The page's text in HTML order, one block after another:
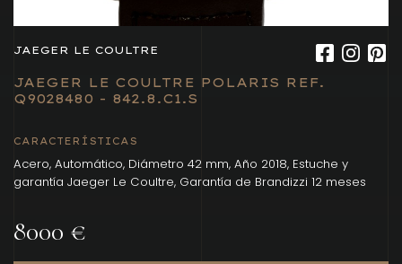
JAEGER LE COULTRE
JAEGER LE COULTRE POLARIS REF.
Q9028480 - 842.8.C1.S
CARACTERÍSTICAS
Acero, Automático, Diámetro 42 mm, Año 2018, Estuche y
garantía Jaeger Le Coultre, Garantía de Brandizzi 12 meses
8000 €